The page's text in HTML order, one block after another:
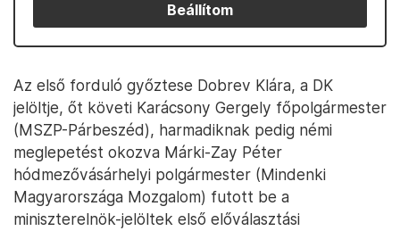
Beállítom
Az első forduló győztese Dobrev Klára, a DK
jelöltje, őt követi Karácsony Gergely főpolgármester
(MSZP-Párbeszéd), harmadiknak pedig némi
meglepetést okozva Márki-Zay Péter
hódmezővásárhelyi polgármester (Mindenki
Magyarországa Mozgalom) futott be a
miniszterelnök-jelöltek első előválasztási